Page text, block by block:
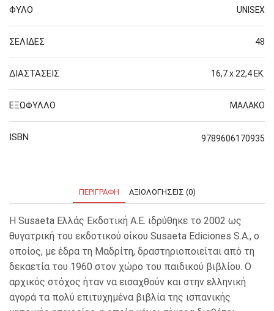
ΦΥΛΟ UNISEX
ΣΕΛΙΔΕΣ 48
ΔΙΑΣΤΑΣΕΙΣ 16,7 x 22,4 ΕΚ.
ΕΞΩΦΥΛΛΟ ΜΑΛΑΚΟ
ISBN 9789606170935
ΠΕΡΙΓΡΑΦΉ ΑΞΙΟΛΟΓΉΣΕΙΣ (0)
Η Susaeta Ελλάς Εκδοτική Α.Ε. ιδρύθηκε το 2002 ως
θυγατρική του εκδοτικού οίκου Susaeta Ediciones S.A., ο
οποίος, με έδρα τη Μαδρίτη, δραστηριοποιείται από τη
δεκαετία του 1960 στον χώρο του παιδικού βιβλίου. Ο
αρχικός στόχος ήταν να εισαχθούν και στην ελληνική
αγορά τα πολύ επιτυχημένα βιβλία της ισπανικής